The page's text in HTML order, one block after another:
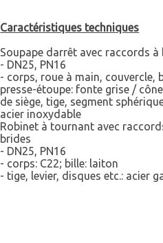
Caractéristiques techniques
Soupape darrêt avec raccords à
- DN25, PN16
- corps, roue à main, couvercle,
presse-étoupe: fonte grise /
de siège, tige, segment
acier inoxydable
Robinet à tournant avec
brides
- DN25, PN16
- corps: C22; bille: laiton
- tige, levier, disques etc.: acier